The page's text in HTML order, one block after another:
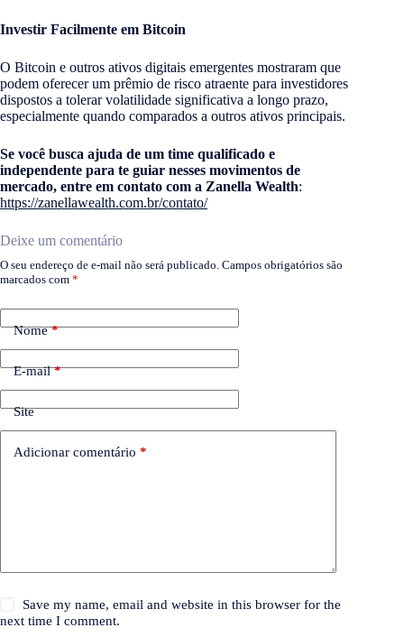
Investir Facilmente em Bitcoin
O Bitcoin e outros ativos digitais emergentes mostraram que
podem oferecer um prêmio de risco atraente para investidores
dispostos a tolerar volatilidade significativa a longo prazo,
especialmente quando comparados a outros ativos principais.
Se você busca ajuda de um time qualificado e
independente para te guiar nesses movimentos de
mercado, entre em contato com a Zanella Wealth:
https://zanellawealth.com.br/contato/
Deixe um comentário
O seu endereço de e-mail não será publicado. Campos obrigatórios são
marcados com *
Nome*
E-mail*
Site
Adicionar comentário *
Save my name, email and website in this browser for the
next time I comment.